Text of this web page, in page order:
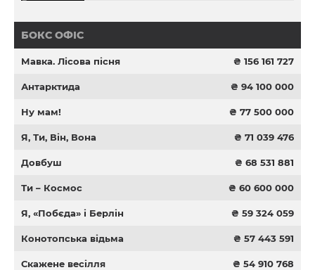
БОКС ОФІС
Мавка. Лісова пісня ₴ 156 161 727
Антарктида ₴ 94 100 000
Ну мам! ₴ 77 500 000
Я, Ти, Він, Вона ₴ 71 039 476
Довбуш ₴ 68 531 881
Ти – Космос ₴ 60 600 000
Я, «Побєда» і Берлін ₴ 59 324 059
Конотопська відьма ₴ 57 443 591
Скажене весілля ₴ 54 910 768